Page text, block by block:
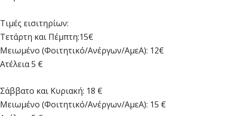
Τιμές εισιτηρίων:
Τετάρτη και Πέμπτη:15€
Μειωμένο (Φοιτητικό/Ανέργων/ΑμεΑ): 12€
Ατέλεια 5 €
Σάββατο και Κυριακή: 18 €
Μειωμένο (Φοιτητικό/Ανέργων/ΑμεΑ): 15 €